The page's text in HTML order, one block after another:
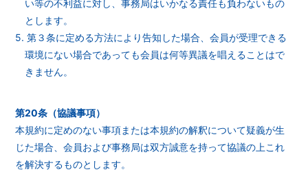
い等の不利益に対し、事務局はいかなる責任も負わないもの
とします。
5. 第３条に定める方法により告知した場合、会員が受理できる
環境にない場合であっても会員は何等異議を唱えることはで
きません。
第20条（協議事項）
本規約に定めのない事項または本規約の解釈について疑義が生
じた場合、会員および事務局は双方誠意を持って協議の上これ
を解決するものとします。